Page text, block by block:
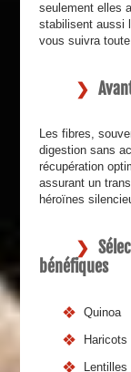
seulement elles
stabilisent aussi
vous suivra
Les fibres,
digestion sans
récupération
assurant un
héroïnes
bénéfiques
Quinoa
Haricots
Lentilles